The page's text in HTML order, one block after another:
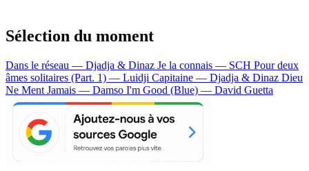
Sélection du moment
Dans le réseau — Djadja & Dinaz Je la connais — SCH Pour deux
âmes solitaires (Part. 1) — Luidji Capitaine — Djadja & Dinaz Dieu
Ne Ment Jamais — Damso I'm Good (Blue) — David Guetta